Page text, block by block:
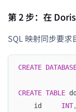
第 2 步：在
SQL 映射同步要求
CREATE
CREATE TABLE
    id
INT,